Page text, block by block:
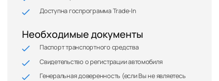
Доступна госпрограмма Trade-In
Необходимые документы
Паспорт транспортного средства
Свидетельство о регистрации автомобиля
Генеральная доверенность (если Вы не являетесь